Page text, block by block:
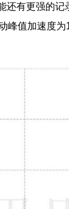
有更强的记
峰值加速度